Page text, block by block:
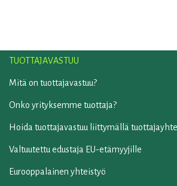
TUOTTAJAVASTUU
Mitä on tuottajavastuu?
Onko yrityksemme tuottaja?
Hoida tuottajavastuu liittymällä
Valtuutettu edustaja EU-etämyyjille
Eurooppalainen yhteistyö